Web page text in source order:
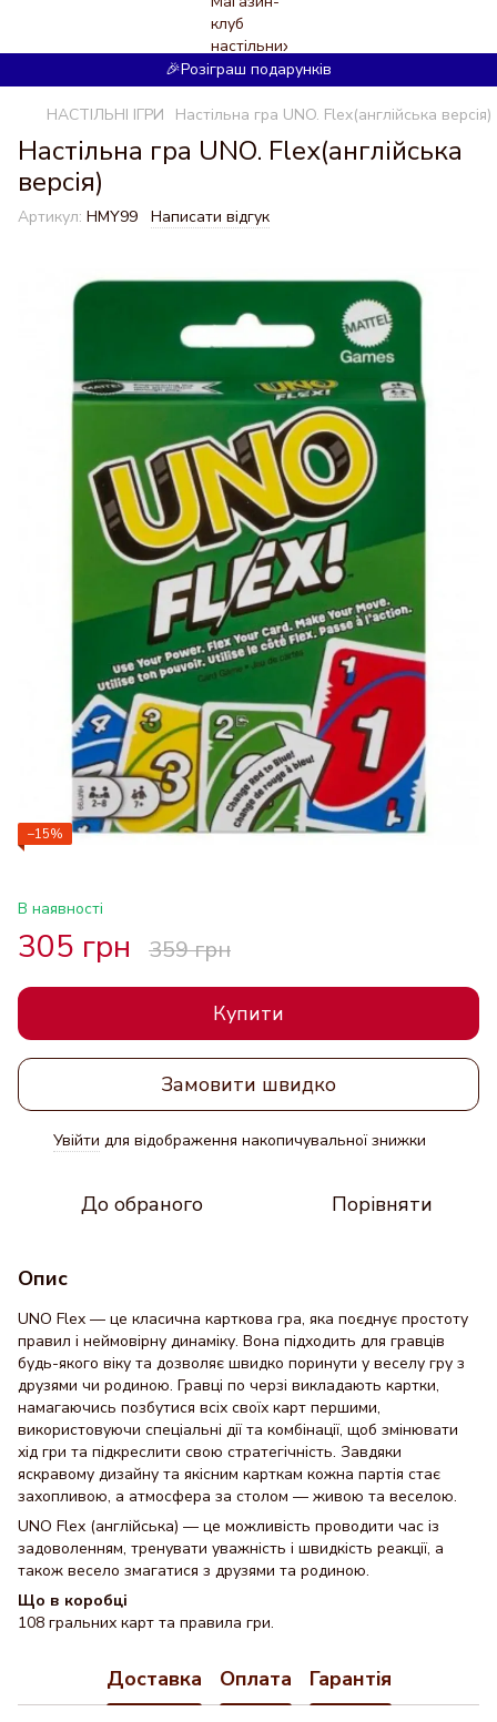
🎉Розіграш подарунків
НАСТІЛЬНІ ІГРИ Настільна гра UNO. Flex(англійська версія)
Настільна гра UNO. Flex(англійська
версія)
Артикул: HMY99 Написати відгук
−15%
В наявності
305 грн 359 грн
Купити
Замовити швидко
Увійти для відображення накопичувальної знижки
До обраного Порівняти
Опис
UNO Flex — це класична карткова гра, яка поєднує простоту
правил і неймовірну динаміку. Вона підходить для гравців
будь-якого віку та дозволяє швидко поринути у веселу гру з
друзями чи родиною. Гравці по черзі викладають картки,
намагаючись позбутися всіх своїх карт першими,
використовуючи спеціальні дії та комбінації, щоб змінювати
хід гри та підкреслити свою стратегічність. Завдяки
яскравому дизайну та якісним карткам кожна партія стає
захопливою, а атмосфера за столом — живою та веселою.
UNO Flex (англійська) — це можливість проводити час із
задоволенням, тренувати уважність і швидкість реакції, а
також весело змагатися з друзями та родиною.
Що в коробці
108 гральних карт та правила гри.
Доставка Оплата Гарантія